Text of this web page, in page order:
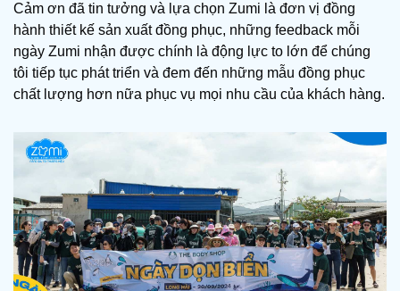
Cảm ơn đã tin tưởng và lựa chọn Zumi là đơn vị đồng
hành thiết kế sản xuất đồng phục, những feedback mỗi
ngày Zumi nhận được chính là động lực to lớn để chúng
tôi tiếp tục phát triển và đem đến những mẫu đồng phục
chất lượng hơn nữa phục vụ mọi nhu cầu của khách hàng.